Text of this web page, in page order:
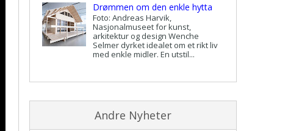
Drømmen om den enkle hytta
Foto: Andreas Harvik,
Nasjonalmuseet for kunst,
arkitektur og design Wenche
Selmer dyrket idealet om et rikt liv
med enkle midler. En utstil...
Andre Nyheter